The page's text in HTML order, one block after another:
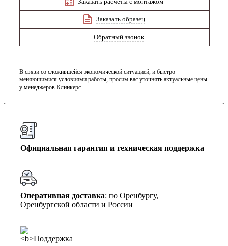
Заказать образец
Обратный звонок
В связи со сложившейся экономической ситуацией, и быстро
меняющимися условиями работы, просим вас уточнять актуальные цены
у менеджеров Клинкерс
Официальная гарантия и техническая поддержка
Оперативная доставка: по Оренбургу,
Оренбургской области и России